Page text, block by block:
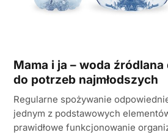
Mama i ja – woda
do potrzeb najmłodszych
Regularne spożywanie
jednym z podstawowych
prawidłowe funkcjonowanie